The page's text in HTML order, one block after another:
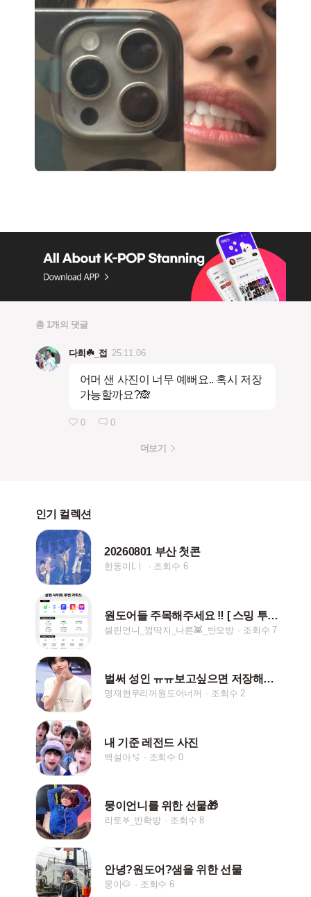
총 1개의 댓글
다희☘️_접 25.11.06
어머 샌 사진이 너무 예뻐요.. 혹시 저장
가능할까요?🙈
0 0
더보기
인기 컬렉션
20260801 부산 첫콘
한동미Lㅣ 조회수 6
원도어들 주목해주세요 ‼️ [ 스밍 투표 ]
셀린언니_껌딱지_나른👾_반모방 조회수 7
벌써 성인 ㅠㅠ보고싶으면 저장해요 댓글로 부탁해요
명재현우리꺼원도어너꺼 조회수 2
내 기준 레전드 사진
백설아🫧 조회수 0
뭉이언니를 위한 선물🎁
리토𖤐_반확방 조회수 8
안녕?원도어?샘을 위한 선물
뭉이🐶 조회수 6